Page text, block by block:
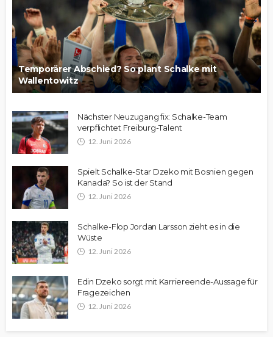
Temporärer Abschied? So plant Schalke mit
Wallentowitz
Nächster Neuzugang fix: Schalke-Team
verpflichtet Freiburg-Talent
12. Juni 2026
Spielt Schalke-Star Dzeko mit Bosnien gegen
Kanada? So ist der Stand
12. Juni 2026
Schalke-Flop Jordan Larsson zieht es in die
Wüste
12. Juni 2026
Edin Dzeko sorgt mit Karriereende-Aussage für
Fragezeichen
12. Juni 2026